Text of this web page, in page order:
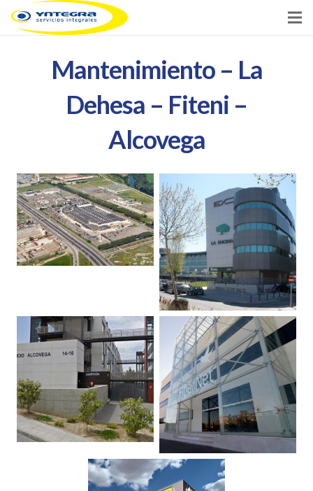
Contacto
Mantenimiento – La
Dehesa – Fiteni –
Alcovega